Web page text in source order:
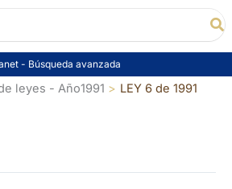
- Búsqueda avanzada
leyes - Año1991 LEY 6 de 1991